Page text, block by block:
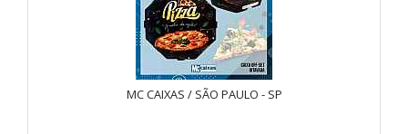
MC CAIXAS / SÃO PAULO - SP